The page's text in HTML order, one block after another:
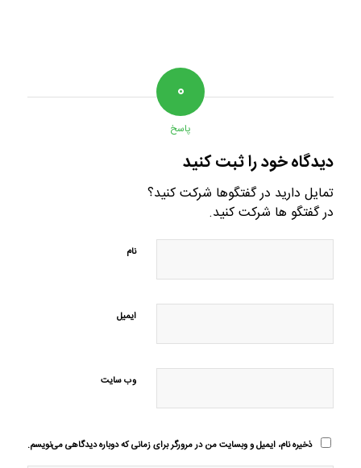
۰
پاسخ
دیدگاه خود را ثبت کنید
تمایل دارید در گفتگوها شرکت کنید؟
در گفتگو ها شرکت کنید.
نام
ایمیل
وب‌ سایت
ذخیره نام، ایمیل و وبسایت من در مرورگر برای زمانی که دوباره دیدگاهی می‌نویسم.